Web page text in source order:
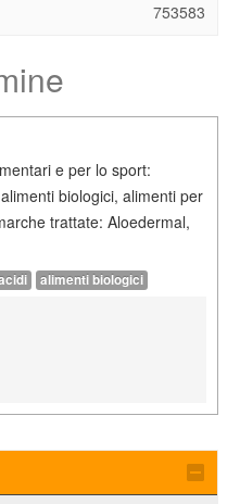
753583
e per lo sport:
biologici, alimenti per
trattate: Aloedermal,
alimenti biologici